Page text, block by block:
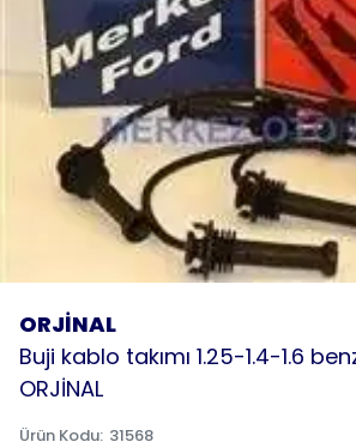
ORJİNAL
Buji kablo takımı 1.25-1.4-1.6
ORJİNAL
Ürün Kodu: 31568